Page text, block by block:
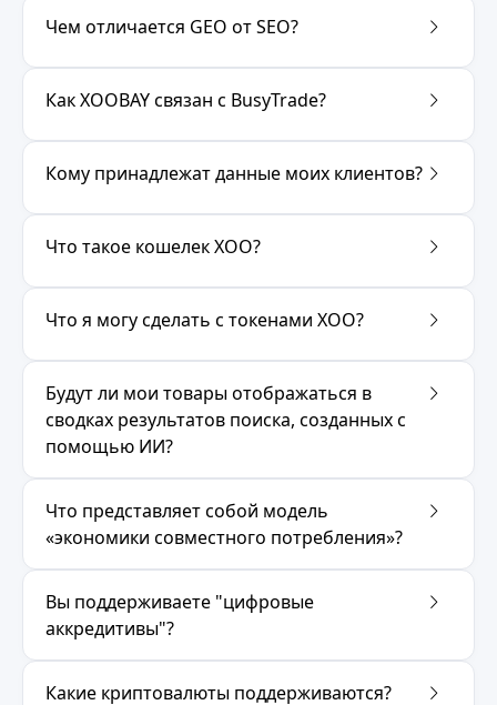
Чем отличается GEO от SEO?
Как XOOBAY связан с BusyTrade?
Кому принадлежат данные моих клиентов?
Что такое кошелек XOO?
Что я могу сделать с токенами XOO?
Будут ли мои товары отображаться в
сводках результатов поиска, созданных с
помощью ИИ?
Что представляет собой модель
«экономики совместного потребления»?
Вы поддерживаете "цифровые
аккредитивы"?
Какие криптовалюты поддерживаются?